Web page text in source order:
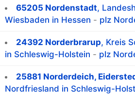
65205 Nordenstadt,
Wiesbaden in Hessen - plz
24392 Norderbrarup, Kreis
in Schleswig-Holstein - plz
25881 Norderdeich,
Nordfriesland in Schleswig-